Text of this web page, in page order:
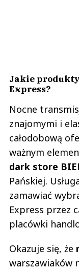
Jakie
Express?
Nocne
znajomymi i
całodobową
ważnym
dark store
Pańskiej.
zamawiać
Express przez
placówki
Okazuje się, że
warszawiaków